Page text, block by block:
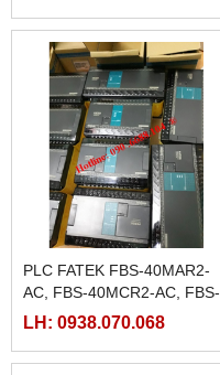
LRS-350-48
PLC FATEK FBS-40MAR2-
AC, FBS-40MCR2-AC, FBS-
40MCRT-AC, FBS-40MART-
LH: 0938.070.068